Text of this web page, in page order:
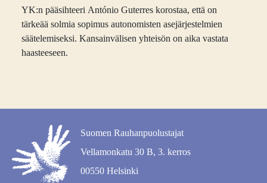
YK:n pääsihteeri António Guterres korostaa, että on
tärkeää solmia sopimus autonomisten asejärjestelmien
säätelemiseksi. Kansainvälisen yhteisön on aika vastata
haasteeseen.
Suomen Rauhanpuolustajat
Vellamonkatu 30 B, 3. kerros
00550 Helsinki